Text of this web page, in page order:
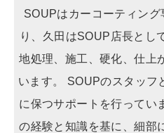
SOUPはカーコーティン
り、久田はSOUP店長とし
地処理、施工、硬化、仕上
います。 SOUPのスタッフ
に保つサポートを行ってい
の経験と知識を基に、細部